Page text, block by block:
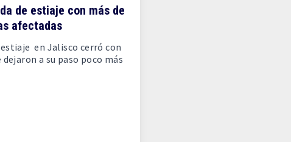
de estiaje con más de
afectadas
en Jalisco cerró con
dejaron a su paso poco más